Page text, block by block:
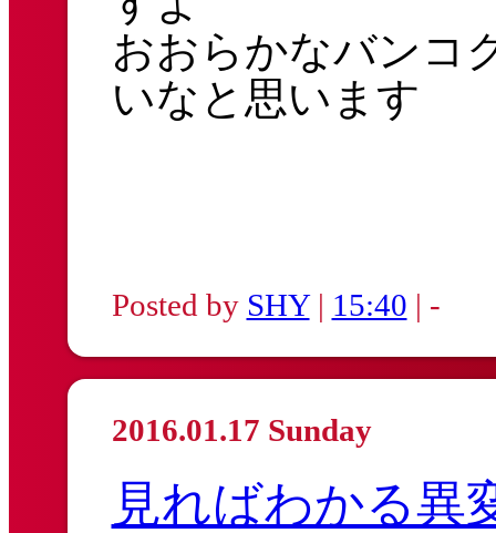
おおらかなバンコ
いなと思います
Posted by SHY| 15:40 | -
2016.01.17 Sunday
見ればわかる異